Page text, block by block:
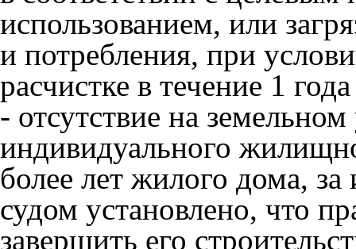
использованием, или
и потребления, при
расчистке в течение 1
- отсутствие на
индивидуального
более лет жилого дома,
судом установлено, что
завершить его